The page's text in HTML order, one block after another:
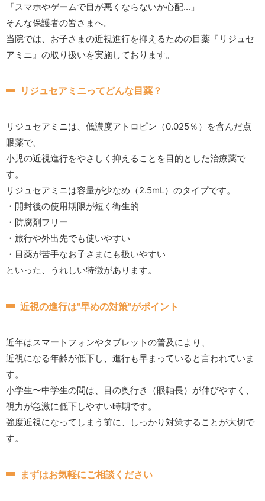
「スマホやゲームで目が悪くならないか心配...」
そんな保護者の皆さまへ。
当院では、お子さまの近視進行を抑えるための目薬『リジュセ
アミニ』の取り扱いを実施しております。
リジュセアミニってどんな目薬？
リジュセアミニは、低濃度アトロピン（0.025％）を含んだ点
眼薬で、
小児の近視進行をやさしく抑えることを目的とした治療薬で
す。
リジュセアミニは容量が少なめ（2.5mL）のタイプです。
・開封後の使用期限が短く衛生的
・防腐剤フリー
・旅行や外出先でも使いやすい
・目薬が苦手なお子さまにも扱いやすい
といった、うれしい特徴があります。
近視の進行は"早めの対策"がポイント
近年はスマートフォンやタブレットの普及により、
近視になる年齢が低下し、進行も早まっていると言われていま
す。
小学生〜中学生の間は、目の奥行き（眼軸長）が伸びやすく、
視力が急激に低下しやすい時期です。
強度近視になってしまう前に、しっかり対策することが大切で
す。
まずはお気軽にご相談ください